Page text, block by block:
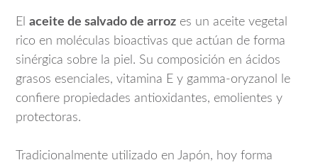
El aceite de salvado de arroz es un aceite vegetal
rico en moléculas bioactivas que actúan de forma
sinérgica sobre la piel. Su composición en ácidos
grasos esenciales, vitamina E y gamma-oryzanol le
confiere propiedades antioxidantes, emolientes y
protectoras.
Tradicionalmente utilizado en Japón, hoy forma